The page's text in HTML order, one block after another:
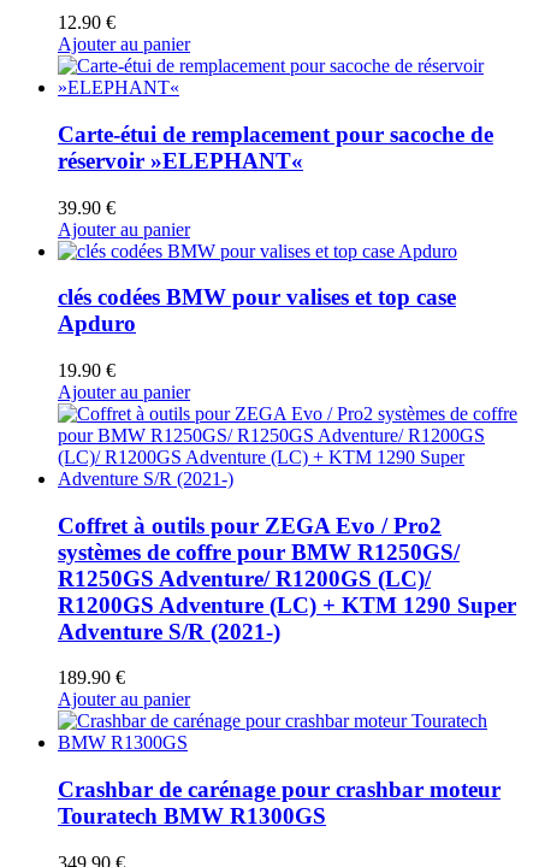
12.90 €
Ajouter au panier
Carte-étui de remplacement pour sacoche de
réservoir »ELEPHANT«
39.90 €
Ajouter au panier
clés codées BMW pour valises et top case
Apduro
19.90 €
Ajouter au panier
Coffret à outils pour ZEGA Evo / Pro2
systèmes de coffre pour BMW R1250GS/
R1250GS Adventure/ R1200GS (LC)/
R1200GS Adventure (LC) + KTM 1290 Super
Adventure S/R (2021-)
189.90 €
Ajouter au panier
Crashbar de carénage pour crashbar moteur
Touratech BMW R1300GS
349.90 €